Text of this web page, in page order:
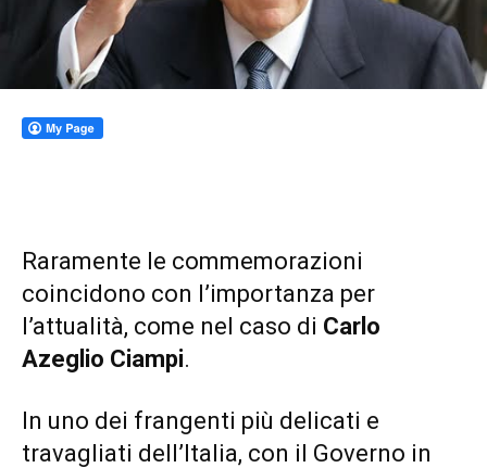
Raramente le commemorazioni
coincidono con l’importanza per
l’attualità, come nel caso di Carlo
Azeglio Ciampi.
In uno dei frangenti più delicati e
travagliati dell’Italia, con il Governo in